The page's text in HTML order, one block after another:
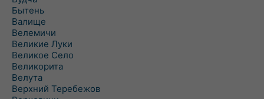
Бытень
Валище
Велемичи
Великие Луки
Великое Село
Великорита
Велута
Верхний Теребежов